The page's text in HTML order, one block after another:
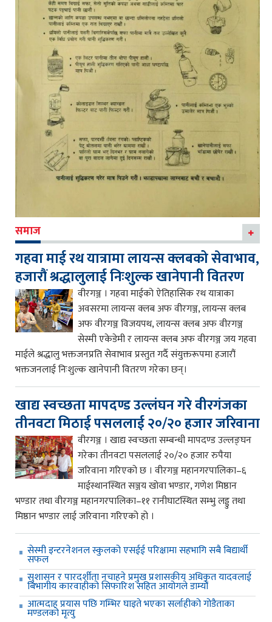
समाज
गहवा माई रथ यात्रामा लायन्स क्लबको सेवाभाव,
हजारौं श्रद्धालुलाई निःशुल्क खानेपानी वितरण
वीरगञ्ज । गहवा माईको ऐतिहासिक रथ यात्राका
अवसरमा लायन्स क्लब अफ वीरगञ्ज, लायन्स क्लब
अफ वीरगञ्ज विजयपथ, लायन्स क्लब अफ वीरगञ्ज
सेस्मी एकेडेमी र लायन्स क्लब अफ वीरगञ्ज जय गहवा
माईले श्रद्धालु भक्तजनप्रति सेवाभाव प्रस्तुत गर्दै संयुक्तरूपमा हजारौं
भक्तजनलाई निःशुल्क खानेपानी वितरण गरेका छन्।
खाद्य स्वच्छता मापदण्ड उल्लंघन गरे वीरगंजका
तीनवटा मिठाई पसललाई २०/२० हजार जरिवाना
वीरगञ्ज । खाद्य स्वच्छता सम्बन्धी मापदण्ड उल्लङ्घन
गरेका तीनवटा पसललाई २०/२० हजार रुपैया
जरिवाना गरिएको छ । वीरगञ्ज महानगरपालिका–६
माईस्थानस्थित सञ्जय खोवा भण्डार, गणेश मिष्ठान
भण्डार तथा वीरगञ्ज महानगरपालिका–११ रानीघाटस्थित सम्भु लड्डु तथा
मिष्ठान भण्डार लाई जरिवाना गरिएको हो ।
सेस्मी इन्टरनेशनल स्कुलको एसईई परिक्षामा सहभागि सबै बिद्यार्थी
सफल
सुशासन र पारदर्शीता नचाहने प्रमुख प्रशासकीय अधिकृत यादवलाई
बिभागीय कारवाहीको सिफारिश सहित आयोगले डाम्यो
आत्मदाह प्रयास पछि गम्भिर घाइते भएका सर्लाहीको गोडैताका
मण्डलको मृत्यु